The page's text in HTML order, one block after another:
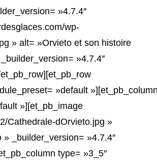
»4.7.4″
wp-
» alt= »Orvieto et son histoire
»4.7.4″
»default
»][et_pb_image
Cathedrale-dOrvieto.jpg »
» _builder_version= »4.7.4″
type= »3_5″